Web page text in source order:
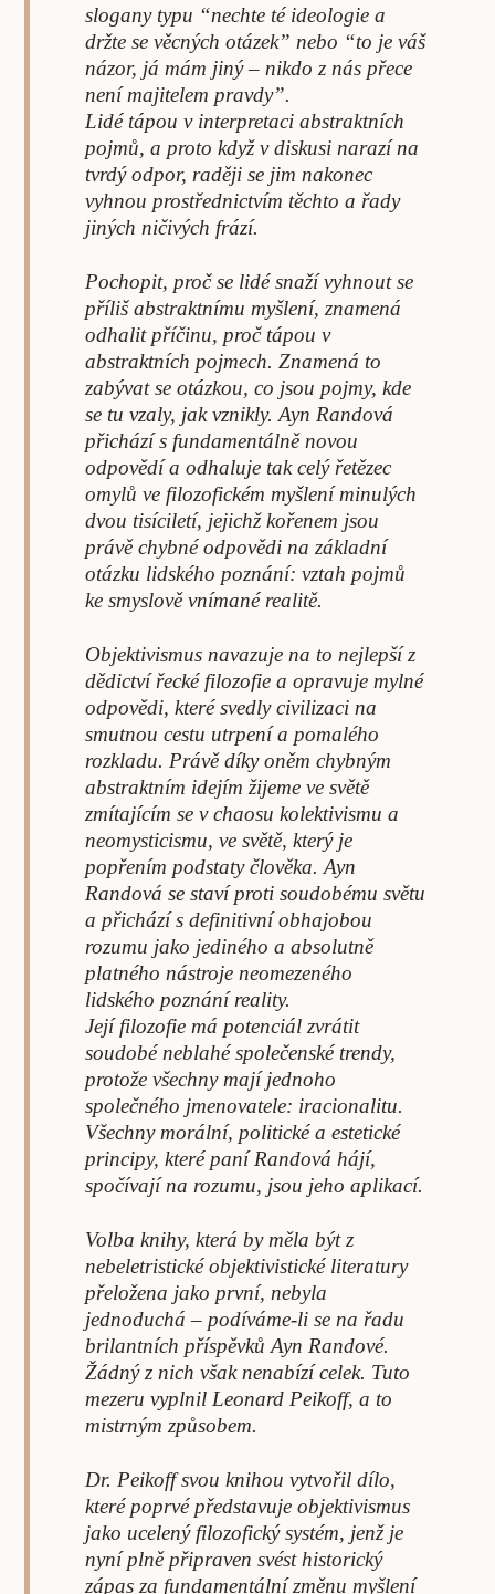
slogany typu “nechte té ideologie a
držte se věcných otázek” nebo “to je váš
názor, já mám jiný – nikdo z nás přece
není majitelem pravdy”.
Lidé tápou v interpretaci abstraktních
pojmů, a proto když v diskusi narazí na
tvrdý odpor, raději se jim nakonec
vyhnou prostřednictvím těchto a řady
jiných ničivých frází.
Pochopit, proč se lidé snaží vyhnout se
příliš abstraktnímu myšlení, znamená
odhalit příčinu, proč tápou v
abstraktních pojmech. Znamená to
zabývat se otázkou, co jsou pojmy, kde
se tu vzaly, jak vznikly. Ayn Randová
přichází s fundamentálně novou
odpovědí a odhaluje tak celý řetězec
omylů ve filozofickém myšlení minulých
dvou tisíciletí, jejichž kořenem jsou
právě chybné odpovědi na základní
otázku lidského poznání: vztah pojmů
ke smyslově vnímané realitě.
Objektivismus navazuje na to nejlepší z
dědictví řecké filozofie a opravuje mylné
odpovědi, které svedly civilizaci na
smutnou cestu utrpení a pomalého
rozkladu. Právě díky oněm chybným
abstraktním idejím žijeme ve světě
zmítajícím se v chaosu kolektivismu a
neomysticismu, ve světě, který je
popřením podstaty člověka. Ayn
Randová se staví proti soudobému světu
a přichází s definitivní obhajobou
rozumu jako jediného a absolutně
platného nástroje neomezeného
lidského poznání reality.
Její filozofie má potenciál zvrátit
soudobé neblahé společenské trendy,
protože všechny mají jednoho
společného jmenovatele: iracionalitu.
Všechny morální, politické a estetické
principy, které paní Randová hájí,
spočívají na rozumu, jsou jeho aplikací.
Volba knihy, která by měla být z
nebeletristické objektivistické literatury
přeložena jako první, nebyla
jednoduchá – podíváme-li se na řadu
brilantních příspěvků Ayn Randové.
Žádný z nich však nenabízí celek. Tuto
mezeru vyplnil Leonard Peikoff, a to
mistrným způsobem.
Dr. Peikoff svou knihou vytvořil dílo,
které poprvé představuje objektivismus
jako ucelený filozofický systém, jenž je
nyní plně připraven svést historický
zápas za fundamentální změnu myšlení